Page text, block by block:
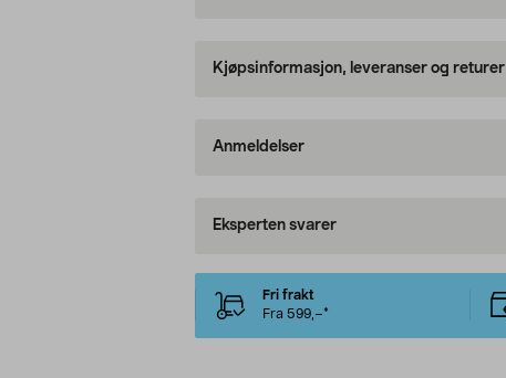
Kjøpsinformasjon, leveranser og returer
Anmeldelser
Eksperten svarer
Fri frakt
Fra 599,–*